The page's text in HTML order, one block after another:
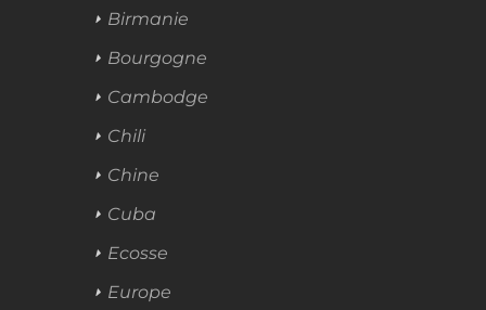
Birmanie
Bourgogne
Cambodge
Chili
Chine
Cuba
Ecosse
Europe